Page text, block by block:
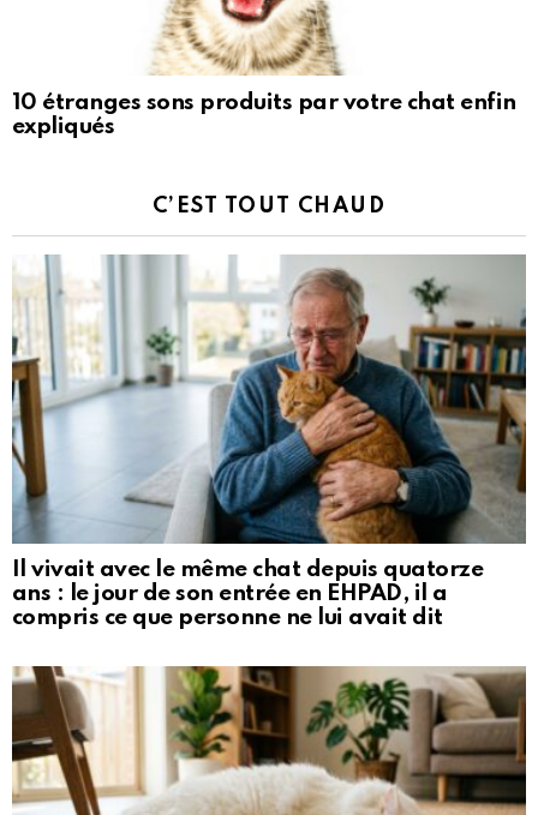
10 étranges sons produits par votre chat enfin
expliqués
C’EST TOUT CHAUD
Il vivait avec le même chat depuis quatorze
ans : le jour de son entrée en EHPAD, il a
compris ce que personne ne lui avait dit